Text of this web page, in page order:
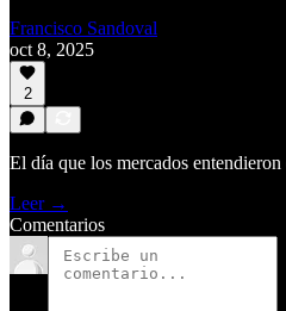
Francisco Sandoval
oct 8, 2025
2
El día que los mercados
Leer →
Comentarios